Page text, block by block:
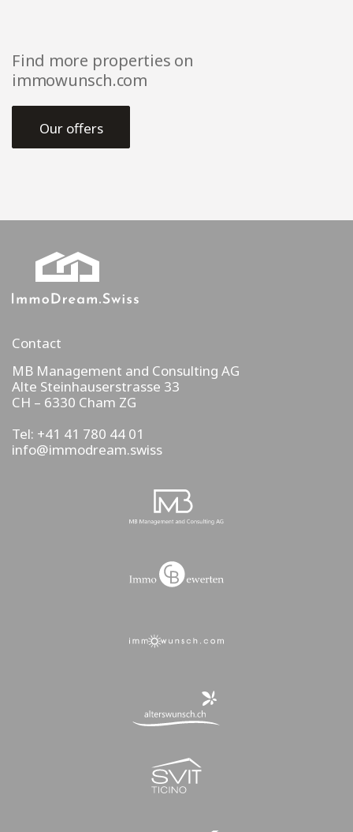
Find more properties on
immowunsch.com
Our offers
Contact
MB Management and Consulting AG
Alte Steinhauserstrasse 33
CH – 6330 Cham ZG
Tel: +41 41 780 44 01
info@immodream.swiss